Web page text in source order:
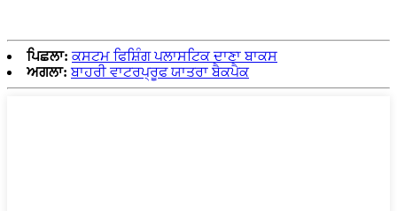
ਪਿਛਲਾ: ਕਸਟਮ ਫਿਸ਼ਿੰਗ ਪਲਾਸਟਿਕ ਦਾਣਾ ਬਾਕਸ
ਅਗਲਾ: ਬਾਹਰੀ ਵਾਟਰਪ੍ਰੂਫ ਯਾਤਰਾ ਬੈਕਪੈਕ